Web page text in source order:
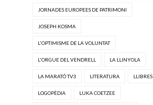
JORNADES EUROPEES DE PATRIMONI
JOSEPH KOSMA
L'OPTIMISME DE LA VOLUNTAT
L'ORGUE DEL VENDRELL LA LLINYOLA
LA MARATÓ TV3 LITERATURA LLIBRES
LOGOPÈDIA LUKA COETZEE